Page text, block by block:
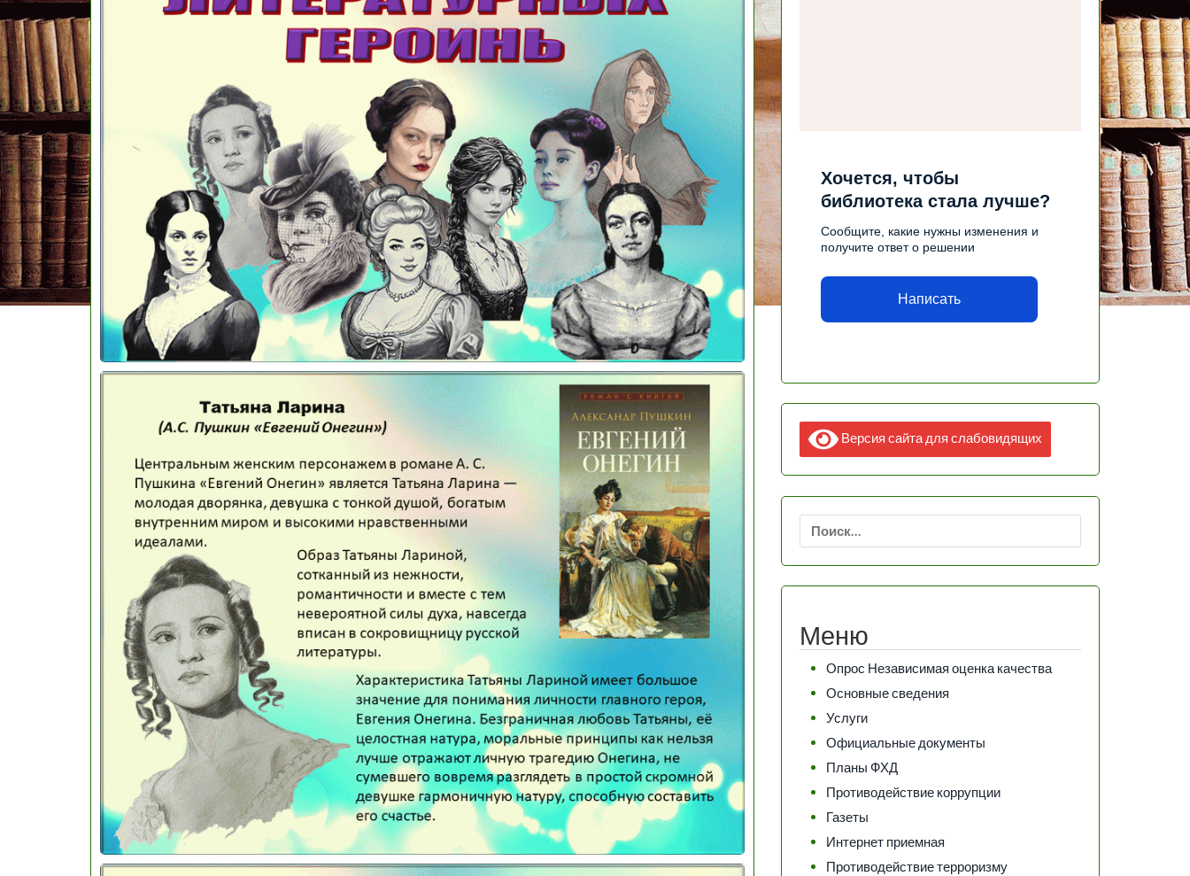
Хочется, чтобы
библиотека стала лучше?
Сообщите, какие нужны изменения и
получите ответ о решении
Написать
Версия сайта для слабовидящих
Найти:
Меню
Опрос Независимая оценка качества
Основные сведения
Услуги
Официальные документы
Планы ФХД
Противодействие коррупции
Газеты
Интернет приемная
Противодействие терроризму